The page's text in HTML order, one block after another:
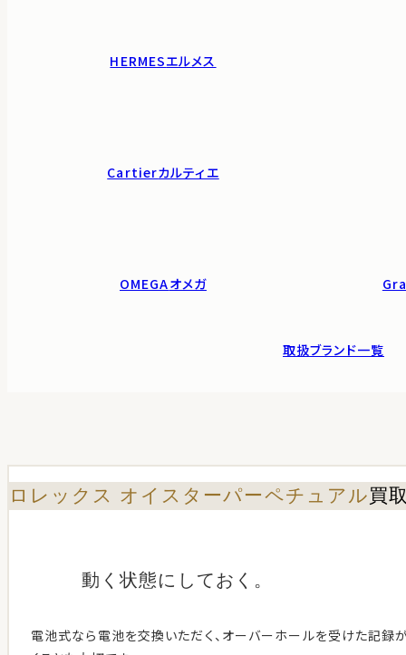
HERMESエルメス
Cartierカルティエ
OMEGAオメガ
取扱ブランド一覧
ロレックス オイスターパーペチュアル買
動く状態に しておく。
電池式なら電池を交換いただく、オーバーホールを受けた記録